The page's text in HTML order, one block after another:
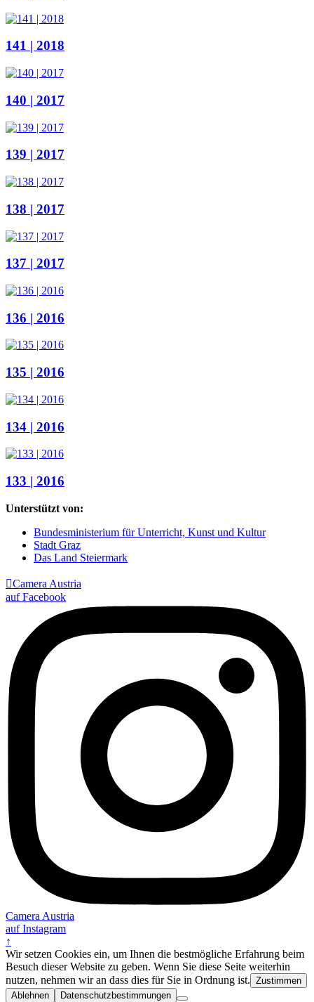
141 | 2018
140 | 2017
139 | 2017
138 | 2017
137 | 2017
136 | 2016
135 | 2016
134 | 2016
133 | 2016
Unterstützt von:
Bundesministerium für Unterricht, Kunst und Kultur
Stadt Graz
Das Land Steiermark
Camera Austria
auf Facebook
Camera Austria
auf Instagram
↑
Wir setzen Cookies ein, um Ihnen die bestmögliche Erfahrung beim
Besuch dieser Website zu geben. Wenn Sie diese Seite weiterhin
nutzen, nehmen wir an dass dies für Sie in Ordnung ist. Zustimmen
Ablehnen
Datenschutzbestimmungen